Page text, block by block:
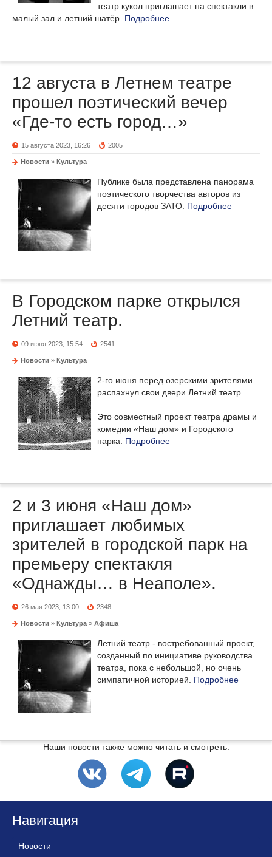
театр кукол приглашает на спектакли в
малый зал и летний шатёр. Подробнее
12 августа в Летнем театре
прошел поэтический вечер
«Где-то есть город…»
15 августа 2023, 16:26 2005
Новости » Культура
Публике была представлена панорама
поэтического творчества авторов из
десяти городов ЗАТО. Подробнее
В Городском парке открылся
Летний театр.
09 июня 2023, 15:54 2541
Новости » Культура
2-го июня перед озерскими зрителями
распахнул свои двери Летний театр.
Это совместный проект театра драмы и
комедии «Наш дом» и Городского
парка. Подробнее
2 и 3 июня «Наш дом»
приглашает любимых
зрителей в городской парк на
премьеру спектакля
«Однажды… в Неаполе».
26 мая 2023, 13:00 2348
Новости » Культура » Афиша
Летний театр - востребованный проект,
созданный по инициативе руководства
театра, пока с небольшой, но очень
симпатичной историей. Подробнее
Наши новости также можно читать и смотреть:
Навигация
Новости